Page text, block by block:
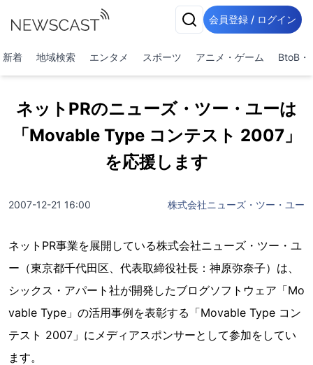
会員登録 / ログイン
新着 地域検索 エンタメ スポーツ アニメ・ゲーム BtoB・
ネットPRのニューズ・ツー・ユーは
「Movable Type コンテスト 2007」
を応援します
2007-12-21 16:00 株式会社ニューズ・ツー・ユー
ネットPR事業を展開している株式会社ニューズ・ツー・ユ
ー（東京都千代田区、代表取締役社長：神原弥奈子）は、
シックス・アパート社が開発したブログソフトウェア「Mo
vable Type」の活用事例を表彰する「Movable Type コン
テスト 2007」にメディアスポンサーとして参加をしてい
ます。